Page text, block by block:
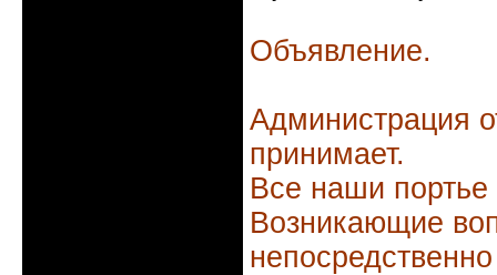
Объявление.
Администрация
принимает.
Все наши
Возникающие